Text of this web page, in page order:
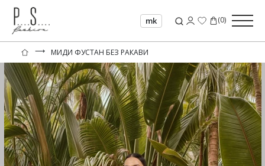
mk (0)
⟶ МИДИ ФУСТАН БЕЗ РАКАВИ